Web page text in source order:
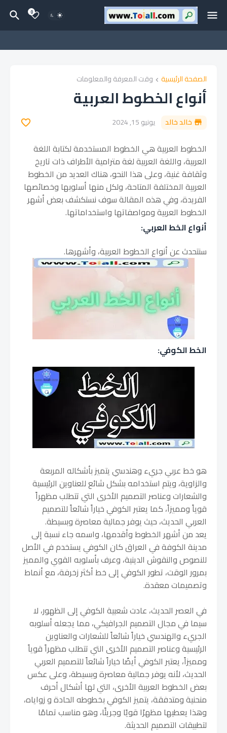
0
الصفحة الرئيسية وقت المعرفة والمعلومات
أنواع الخطوط العربية
خالد خالد يونيو 15, 2024
الخطوط العربية هي الخطوط المستخدمة لكتابة اللغة
العربية، واللغة العربية لغة مترامية الأطراف ذات تاريخ
وثقافة غنية، وعلى هذا النحو، هناك العديد من الخطوط
العربية المختلفة المتاحة، ولكل منها أسلوبها وخصائصها
الفريدة، وفي هذه المقالة سوف نستكشف بعض أشهر
الخطوط العربية ومواصفاتها واستخداماتها.
أنواع الخط العربي:
سنتحدث عن أنواع الخطوط العربية، وأشهرها.
الخط الكوفي:
هو خط عربي جريء وهندسي يتميز بأشكاله المربعة
والزاوية، ويتم استخدامه بشكل شائع للعناوين الرئيسية
والشعارات وعناصر التصميم الأخرى التي تتطلب مظهراً
قوياً ومميزاً، كما يعتبر الكوفي خياراً شائعاً للتصميم
العربي الحديث، حيث يوفر جمالية معاصرة وبسيطة.
يعد من أشهر الخطوط وأقدمها، واسمه جاء نسبة إلى
مدينة الكوفة في العراق كان الكوفي يستخدم في الأصل
للنصوص والنقوش الدينية، وعرف بأسلوبه القوي والمميز
بمرور الوقت، تطور الكوفي إلى خط أكثر زخرفة، مع أنماط
وتصميمات معقدة.
في العصر الحديث، عادت شعبية الكوفي إلى الظهور، لا
سيما في مجال التصميم الجرافيكي، مما يجعله أسلوبه
الجريء والهندسي خياراً شائعاً للشعارات والعناوين
الرئيسية وعناصر التصميم الأخرى التي تتطلب مظهراً قوياً
ومميزاً، يعتبر الكوفي أيضًا خياراً شائعاً للتصميم العربي
الحديث، لأنه يوفر جمالية معاصرة وبسيطة، وعلى عكس
بعض الخطوط العربية الأخرى، التي لها أشكال أحرف
منحنية ومتدفقة، يتميز الكوفي بخطوطه الحادة و زواياه،
وهذا يعطيها مظهرًا قويًا وجريئًا، وهو مناسب تمامًا
لتطبيقات التصميم الحديثة.